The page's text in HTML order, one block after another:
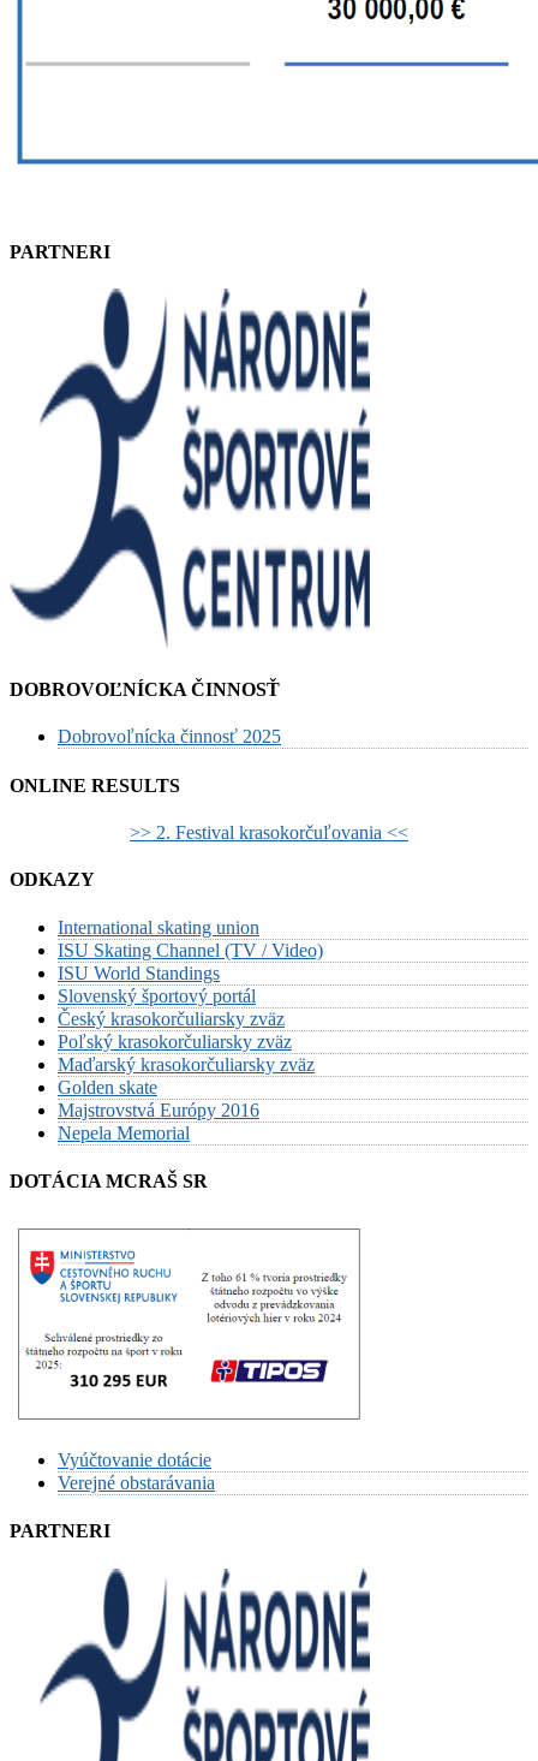
PARTNERI
DOBROVOĽNÍCKA ČINNOSŤ
Dobrovoľnícka činnosť 2025
ONLINE RESULTS
>> 2. Festival krasokorčuľovania <<
ODKAZY
International skating union
ISU Skating Channel (TV / Video)
ISU World Standings
Slovenský športový portál
Český krasokorčuliarsky zväz
Poľský krasokorčuliarsky zväz
Maďarský krasokorčuliarsky zväz
Golden skate
Majstrovstvá Európy 2016
Nepela Memorial
DOTÁCIA MCRAŠ SR
Vyúčtovanie dotácie
Verejné obstarávania
PARTNERI